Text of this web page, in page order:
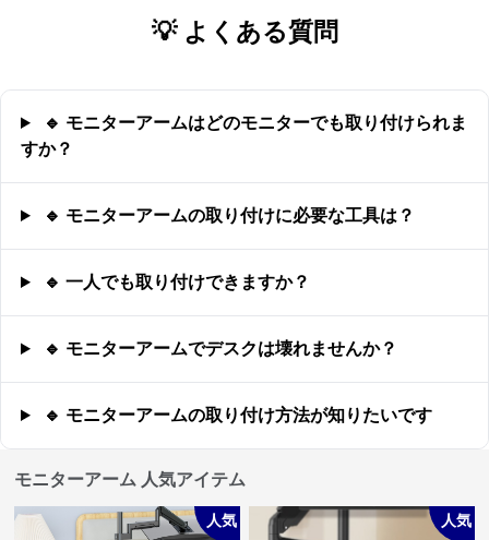
💡 よくある質問
🔹 モニターアームはどのモニターでも取り付けられま
すか？
🔹 モニターアームの取り付けに必要な工具は？
🔹 一人でも取り付けできますか？
🔹 モニターアームでデスクは壊れませんか？
🔹 モニターアームの取り付け方法が知りたいです
モニターアーム 人気アイテム
人気 人気